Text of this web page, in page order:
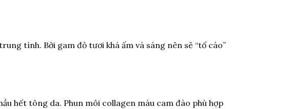
tính. Bởi gam đỏ tươi khá ấm và sáng nên sẽ “tố cáo”
hết tông da. Phun môi collagen màu cam đào phù hợp